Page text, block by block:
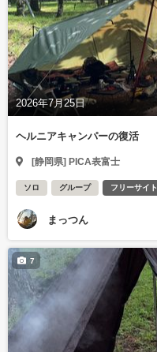
2026年7月25日
ヘルニアキャンパーの復活
[静岡県] PICA表富士
ソロ グループ フリーサイト
まっつん
7